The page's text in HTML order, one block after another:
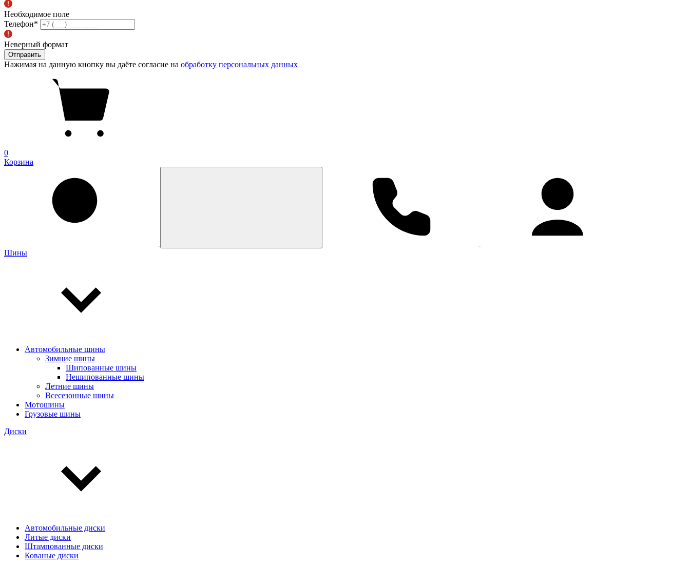
Необходимое поле
Телефон*
Неверный формат
Отправить
Нажимая на данную кнопку вы даёте согласие на обработку персональных данных
0
Корзина
Шины
Автомобильные шины
Зимние шины
Шипованные шины
Нешипованные шины
Летние шины
Всесезонные шины
Мотошины
Грузовые шины
Диски
Автомобильные диски
Литые диски
Штампованные диски
Кованые диски